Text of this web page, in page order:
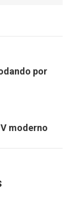
por
moderno